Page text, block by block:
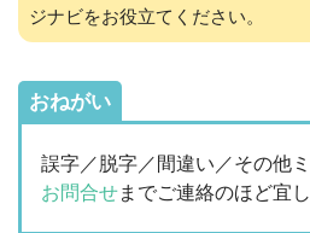
ジナビをお役立てください。
おねがい
誤字／脱字／間違い／その他
お問合せまでご連絡のほど宜